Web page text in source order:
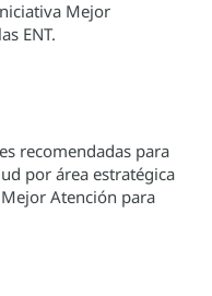
Mejor
ENT.
recomendadas para
por área estratégica
Atención para